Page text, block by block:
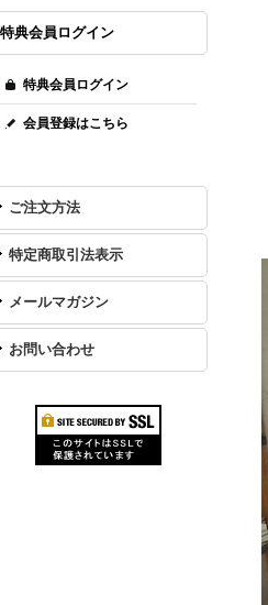
特典会員ログイン
特典会員ログイン
会員登録はこちら
ご注文方法
特定商取引法表示
メールマガジン
お問い合わせ